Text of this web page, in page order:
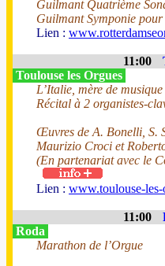
Guilmant Quatrième
Guilmant Symponie
Lien :
11:00
Toulouse les Orgues
L’Italie, mère de musique
Récital à 2 organistes-
Œuvres de A. Bonelli, S.
Maurizio Croci et
(En partenariat avec le
Lien : www.toulouse-les-
11:00
Roda
Marathon de l’Orgue